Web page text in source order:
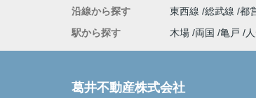
沿線から探す 東西線 総武線 都
駅から探す
木場 両国 亀戸
葛井不動産株式会社